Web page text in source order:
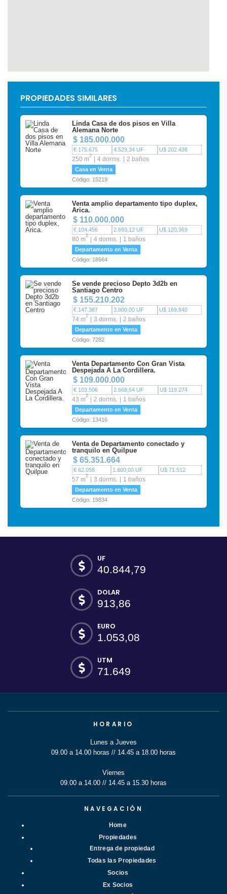
PROPIEDADES SIMILARES
Linda Casa de dos pisos en Villa
Alemana Norte
$ 185.000.000
€ 175.675 4.529,34 UF U$ 202.438
250 m2 4 dorms. 2 baños
Casa en Venta
Código: 15219
Venta amplio departamento tipo duplex,
Arica.
$ 110.000.000
€ 104.456 2.693,12 UF U$ 120.369
80 m2 4 dorms. 1 baños
Departamento en Venta
Código: 18564
Se vende precioso Depto 3d2b en
Santiago Centro
$ 155.210.202
€ 147.387 3.800,00 UF U$ 169.840
74 m2 3 dorms. 2 baños
Departamento en Venta
Código: 7282
Venta Departamento Con Gran Vista
Despejada A La Cordillera.
$ 109.000.000
€ 103.506 2.668,64 UF U$ 119.274
43 m2 2 dorms. 1 baños
Departamento en Venta
Código: 13416
Venta de Departamento conectado y
tranquilo en Quilpue
$ 65.351.664
€ 62.058 1.600,00 UF U$ 71.512
57 m2 3 dorms. 1 baños
Departamento en Venta
Código: 19834
UF
40.844,79
DOLAR
913,86
EURO
1.053,08
UTM
71.649
HORARIO
Lunes a Jueves
09.00 a 14.00 horas // 14.45 a 18.00 horas
Viernes
09.00 a 14.00 // 14.45 a 15.30 horas
NAVEGACIÓN
Home
Propiedades
Entrega de propiedad
Todas las Propiedades
Socios
Ex Socios